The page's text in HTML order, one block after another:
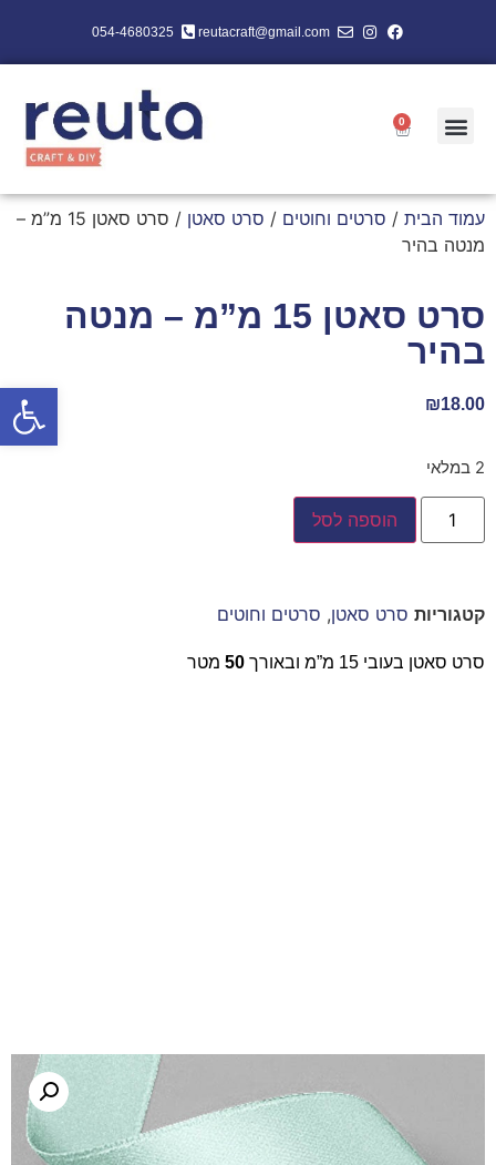
פתח
reutacraft@gmail.com
054-4680325
0
עמוד הבית / סרטים וחוטים / סרט סאטן
/ סרט סאטן 15 מ”מ –
מנטה בהיר
סרט סאטן 15 מ”מ – מנטה
בהיר
₪18.00
2 במלאי
הוספה לסל
קטגוריות סרט סאטן, סרטים וחוטים
סרט סאטן בעובי 15 מ”מ ובאורך 50 מטר